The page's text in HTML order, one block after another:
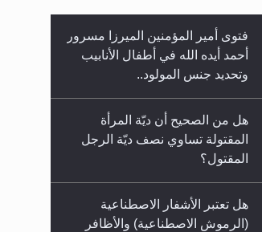
رأيٌ في لغة المسيح الموعود عليه
السلام.. 4...
فتوى أمير المؤمنين الميرزا مسرور
أحمد أيده الله في أطفال الأنابيب
وتحديد جنس المولود..
هل من الصحيح أن ديّة المرأة
المقتولة تساوي نصف ديّة الرجل
المقتول؟
هل تعتبر الأشفار الاصطناعية
(الرموش الاصطناعية) والأظافر